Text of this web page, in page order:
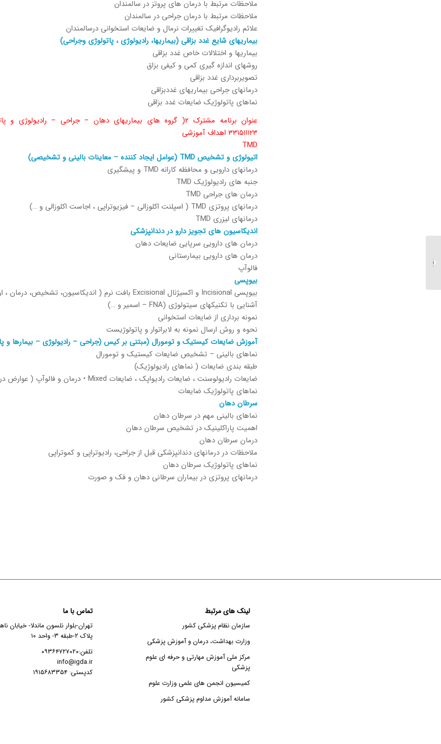
ملاحظات مرتبط با درمان های پروتز در سالمندان
ملاحظات مرتبط با درمان جراحی در سالمندان
علائم رادیوگرافیک تغییرات نرمال و ضایعات استخوانی درسالمندان
بیماریهای شایع غدد بزاقی (بیماریها، رادیولوژی ، پاتولوژی وجراحی)
بیماریها و اختلالات خاص غدد بزاقی
روشهای اندازه گیری کمی و کیفی بزاق
تصویربرداری غدد بزاقی
درمانهای جراحی بیماریهای غددبزاقی
نماهای پاتولوژیک ضایعات غدد بزاقی
عنوان برنامه مشترک ۲( گروه های بیماریهای دهان – جراحی – رادیولوژی
۳۳۱۵۱۱۱۲۳ اهداف آموزشی
TMD
اتیولوژی و تشخیص TMD (عوامل ایجاد کننده – معاينات بالینی و تشخیصی)
درمانهای دارویی و محافظه کارانه TMD و پیشگیری
جنبه های رادیولوژیک TMD
درمان های جراحی TMD
درمانهای پروتزی TMD ( اسپلنت اكلوزالی – فیزیوتراپی ، اجاست اکلوزالی و …)
درمانهای لیزری TMD
اندیکاسیون های تجویز دارو در دندانپزشکی
درمان های دارویی سرپایی ضایعات دهان
درمان های دارویی بیمارستانی
فالوآپ
بیوپسی
بیوپسی Incisional و اکسیژنال Excisional بافت نرم ( انديكاسيون، تشخیص، درمان ، ارجاع)
آشنایی با تکنیکهای سیتولوژی (FNA – اسمير و …)
نمونه برداری از ضایعات استخوانی
نحوه و روش ارسال نمونه به لابراتوار و پاتولوژیست
آموزش ضایعات کیستیک و تومورال (مبتنی بر کیس (جراحی – رادیولوژی – بیمارها و
نماهای بالینی – تشخیص ضایعات کیستیک و تومورال
طبقه بندی ضایعات ( نماهای رادیولوژیک)
ضایعات رادیولوسنت ، ضایعات رادیواپک ، ضایعات Mixed • درمان و فالوآپ ( عوارض درمان)
نماهای پاتولوژیک ضایعات
سرطان دهان
نماهای بالینی مهم در سرطان دهان
اهميت پاراکلینیک در تشخیص سرطان دهان
درمان سرطان دهان
ملاحظات در درمانهای دندانپزشکی قبل از جراحی، رادیوتراپی و کموتراپی
نماهای پاتولوژیک سرطان دهان
درمانهای پروتزی در بیماران سرطانی دهان و فک و صورت
لینک های مرتبط
سازمان نظام پزشکی کشور
وزارت بهداشت، درمان و آموزش پزشکی
مرکز ملی آموزش مهارتی و حرفه ای علوم
پزشکی
کمیسیون انجمن های علمی وزارت علوم
سامانه آموزش مداوم پزشکی کشور
تماس با ما
تهران-بلوار نلسون ماندلا- خیابان
پلاک ۲-طبقه ۳- واحد ۱۰
تلفن:۰۹۳۶۴۷۲۷۰۲۰
info@igda.ir
کدپستی: ۱۹۱۵۶۸۳۳۵۴